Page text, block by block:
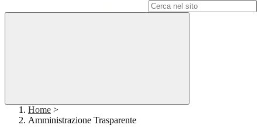
Home >
Amministrazione Trasparente